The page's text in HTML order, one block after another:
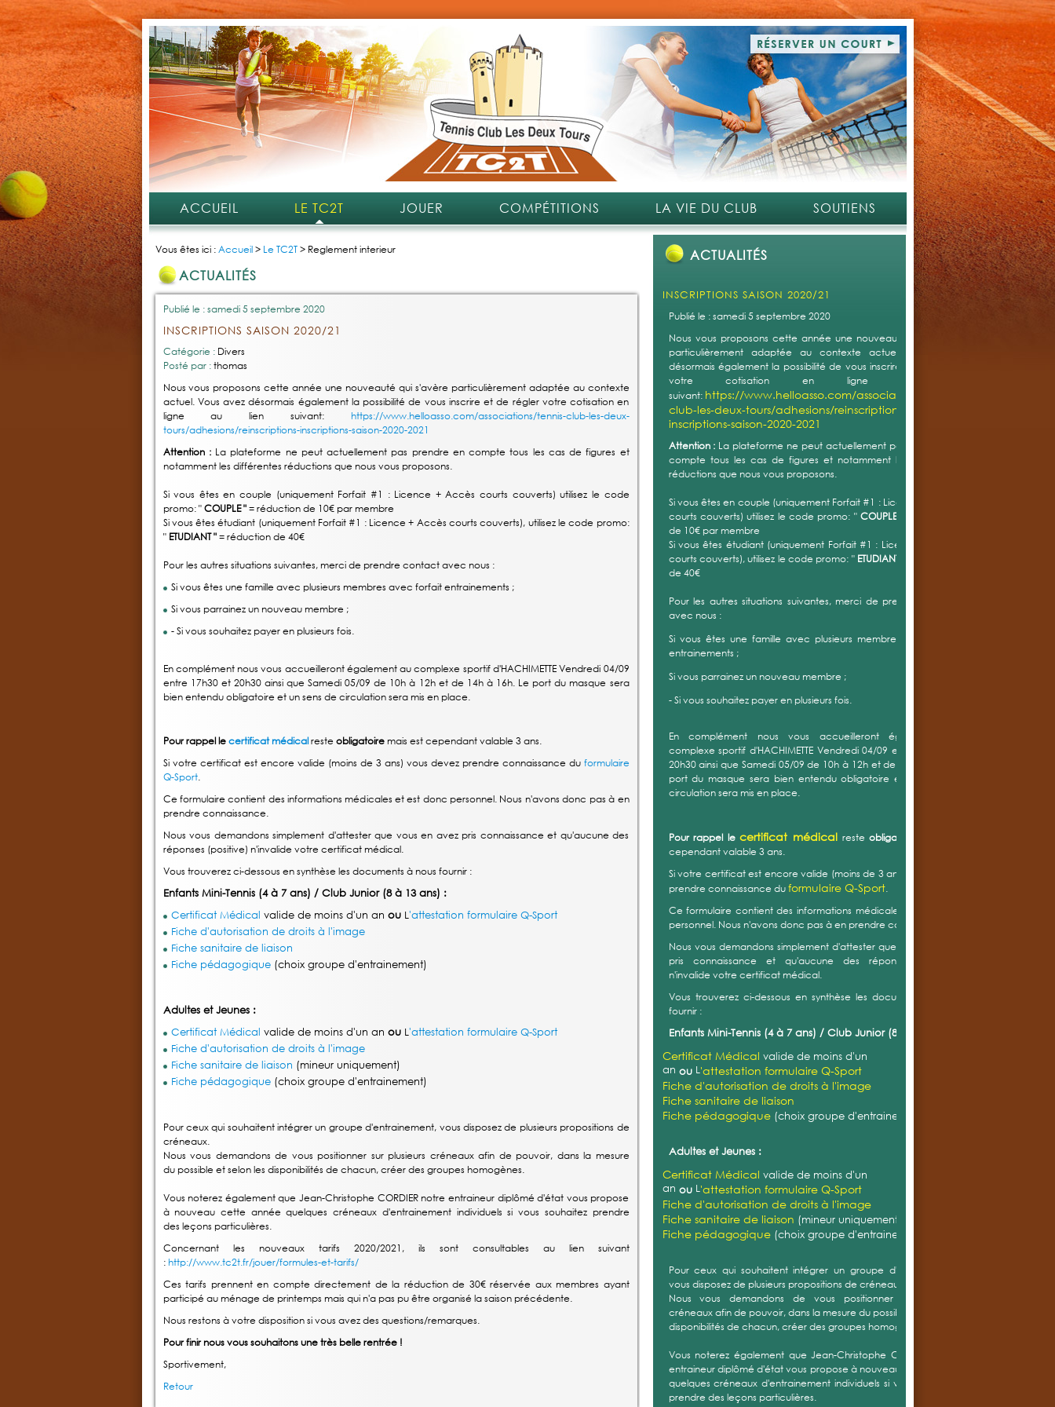
ACCUEIL LE TC2T JOUER COMPÉTITIONS LA VIE DU CLUB SOUTIENS
Vous êtes ici :Accueil> Le TC2T> Reglement interieur
ACTUALITÉS
Publié le : samedi 5 septembre 2020
INSCRIPTIONS SAISON 2020/21
Catégorie :Divers
Posté par :thomas
Nous vous proposons cette année une nouveauté qui s'avère particulièrement adaptée au contexte
actuel. Vous avez désormais également la possibilité de vous inscrire et de régler votre cotisation en
ligne au lien suivant: https://www.helloasso.com/associations/tennis-club-les-deux-
tours/adhesions/reinscriptions-inscriptions-saison-2020-2021
Attention :La plateforme ne peut actuellement pas prendre en compte tous les cas de figures et
notamment les différentes réductions que nous vous proposons.
Si vous êtes en couple (uniquement Forfait #1 : Licence + Accès courts couverts) utilisez le code
promo: "COUPLE "= réduction de 10€ par membre
Si vous êtes étudiant (uniquement Forfait #1 : Licence + Accès courts couverts), utilisez le code promo:
" ETUDIANT "= réduction de 40€
Pour les autres situations suivantes, merci de prendre contact avec nous :
Si vous êtes une famille avec plusieurs membres avec forfait entrainements ;
Si vous parrainez un nouveau membre ;
- Si vous souhaitez payer en plusieurs fois.
En complément nous vous accueilleront également au complexe sportif d'HACHIMETTE Vendredi 04/09
entre 17h30 et 20h30 ainsi que Samedi 05/09 de 10h à 12h et de 14h à 16h. Le port du masque sera
bien entendu obligatoire et un sens de circulation sera mis en place.
Pour rappel lecertificat médical resteobligatoiremais est cependant valable 3 ans.
Si votre certificat est encore valide (moins de 3 ans) vous devez prendre connaissance du formulaire
Q-Sport.
Ce formulaire contient des informations médicales et est donc personnel. Nous n'avons donc pas à en
prendre connaissance.
Nous vous demandons simplement d'attester que vous en avez pris connaissance et qu'aucune des
réponses (positive) n'invalide votre certificat médical.
Vous trouverez ci-dessous en synthèse les documents à nous fournir :
Enfants Mini-Tennis (4 à 7 ans) / Club Junior (8 à 13 ans) :
Certificat Médical valide de moins d'un an ouL'attestation formulaire Q-Sport
Fiche d'autorisation de droits à l'image
Fiche sanitaire de liaison
Fiche pédagogique(choix groupe d'entrainement)
Adultes et Jeunes :
Certificat Médical valide de moins d'un an ouL'attestation formulaire Q-Sport
Fiche d'autorisation de droits à l'image
Fiche sanitaire de liaison (mineur uniquement)
Fiche pédagogique(choix groupe d'entrainement)
Pour ceux qui souhaitent intégrer un groupe d'entrainement, vous disposez de plusieurs propositions de
créneaux.
Nous vous demandons de vous positionner sur plusieurs créneaux afin de pouvoir, dans la mesure
du possible et selon les disponibilités de chacun, créer des groupes homogènes.
Vous noterez également que Jean-Christophe CORDIER notre entraineur diplômé d'état vous propose
à nouveau cette année quelques créneaux d'entrainement individuels si vous souhaitez prendre
des leçons particulières.
Concernant les nouveaux tarifs 2020/2021, ils sont consultables au lien suivant
: http://www.tc2t.fr/jouer/formules-et-tarifs/
Ces tarifs prennent en compte directement de la réduction de 30€ réservée aux membres ayant
participé au ménage de printemps mais qui n'a pas pu être organisé la saison précédente.
Nous restons à votre disposition si vous avez des questions/remarques.
Pour finir nous vous souhaitons une très belle rentrée !
Sportivement,
Retour
ACTUALITÉS
INSCRIPTIONS SAISON 2020/21
Publié le : samedi 5 septembre 2020
Nous vous proposons cette année une nouveauté qui s'avère
particulièrement adaptée au contexte actuel. Vous avez
désormais également la possibilité de vous inscrire et de régler
votre cotisation en ligne au lien
suivant: https://www.helloasso.com/associations/tennis-
club-les-deux-tours/adhesions/reinscriptions-
inscriptions-saison-2020-2021
Attention : La plateforme ne peut actuellement pas prendre en
compte tous les cas de figures et notamment les différentes
réductions que nous vous proposons.
Si vous êtes en couple (uniquement Forfait #1 : Licence + Accès
courts couverts) utilisez le code promo: "COUPLE "
de 10€ par membre
Si vous êtes étudiant (uniquement Forfait #1 : Licence + Accès
courts couverts), utilisez le code promo: " ETUDIANT "
de 40€
Pour les autres situations suivantes, merci de prendre contact
avec nous :
Si vous êtes une famille avec plusieurs membres avec forfait
entrainements ;
Si vous parrainez un nouveau membre ;
- Si vous souhaitez payer en plusieurs fois.
En complément nous vous accueilleront également au
complexe sportif d'HACHIMETTE Vendredi 04/09 entre 17h30 et
20h30 ainsi que Samedi 05/09 de 10h à 12h et de 14h à 16h. Le
port du masque sera bien entendu obligatoire et un sens de
circulation sera mis en place.
Pour rappel lecertificat médical resteobligatoire
cependant valable 3 ans.
Si votre certificat est encore valide (moins de 3 ans) vous devez
prendre connaissance duformulaire Q-Sport.
Ce formulaire contient des informations médicales et est donc
personnel. Nous n'avons donc pas à en prendre connaissance.
Nous vous demandons simplement d'attester que vous en avez
pris connaissance et qu'aucune des réponses (positive)
n'invalide votre certificat médical.
Vous trouverez ci-dessous en synthèse les documents à nous
fournir :
Enfants Mini-Tennis (4 à 7 ans) / Club Junior (8 à 13 ans) :
Certificat Médical valide de moins d'un
an ouL'attestation formulaire Q-Sport
Fiche d'autorisation de droits à l'image
Fiche sanitaire de liaison
Fiche pédagogique(choix groupe d'entrainement)
Adultes et Jeunes :
Certificat Médical valide de moins d'un
an ouL'attestation formulaire Q-Sport
Fiche d'autorisation de droits à l'image
Fiche sanitaire de liaison (mineur uniquement)
Fiche pédagogique(choix groupe d'entrainement)
Pour ceux qui souhaitent intégrer un groupe d'entrainement,
vous disposez de plusieurs propositions de créneaux.
Nous vous demandons de vous positionner sur plusieurs
créneaux afin de pouvoir, dans la mesure du possible et selon les
disponibilités de chacun, créer des groupes homogènes.
Vous noterez également que Jean-Christophe CORDIER notre
entraineur diplômé d'état vous propose à nouveau cette année
quelques créneaux d'entrainement individuels si vous souhaitez
prendre des leçons particulières.